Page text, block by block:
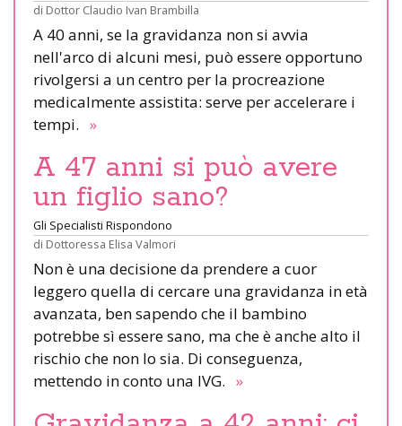
di Dottor Claudio Ivan Brambilla
A 40 anni, se la gravidanza non si avvia
nell'arco di alcuni mesi, può essere opportuno
rivolgersi a un centro per la procreazione
medicalmente assistita: serve per accelerare i
tempi. »
A 47 anni si può avere
un figlio sano?
Gli Specialisti Rispondono
di Dottoressa Elisa Valmori
Non è una decisione da prendere a cuor
leggero quella di cercare una gravidanza in età
avanzata, ben sapendo che il bambino
potrebbe sì essere sano, ma che è anche alto il
rischio che non lo sia. Di conseguenza,
mettendo in conto una IVG. »